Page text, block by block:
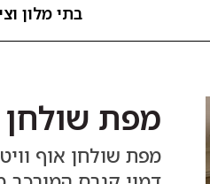
בתי מלון
מפת שולחן
מפת שולחן אוף